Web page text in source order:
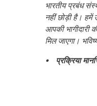
भारतीय प्रबंध
नहीं छोड़ी है।
आपकी भागीदारी
मिल जाएगा।
⦁ प्रक्रिया